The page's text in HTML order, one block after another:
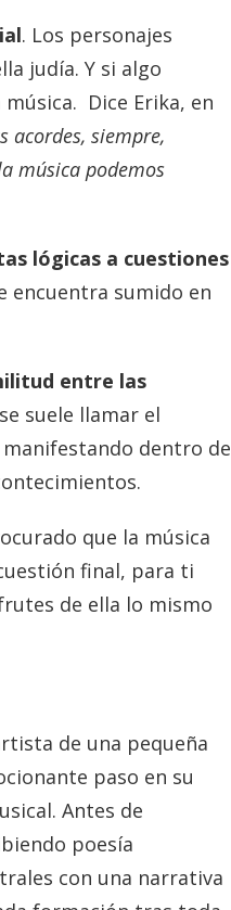
. Los personajes
judía. Y si algo
Dice Erika, en
acordes, siempre,
música podemos
lógicas a cuestiones
encuentra sumido en
entre las
suele llamar el
dentro de
que la música
final, para ti
de ella lo mismo
de una pequeña
paso en su
Antes de
poesía
con una narrativa